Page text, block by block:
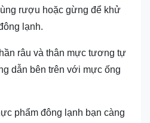
rượu hoặc gừng để khử
lạnh.
râu và thân mực tương tự
dẫn bên trên với mực ống
phẩm đông lạnh bạn càng